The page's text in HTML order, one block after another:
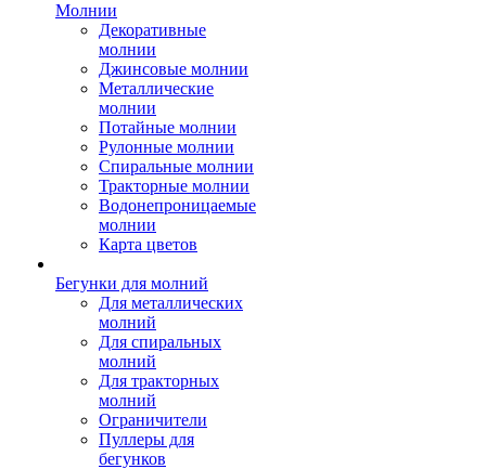
Молнии
Декоративные
молнии
Джинсовые молнии
Металлические
молнии
Потайные молнии
Рулонные молнии
Спиральные молнии
Тракторные молнии
Водонепроницаемые
молнии
Карта цветов
Бегунки для молний
Для металлических
молний
Для спиральных
молний
Для тракторных
молний
Ограничители
Пуллеры для
бегунков